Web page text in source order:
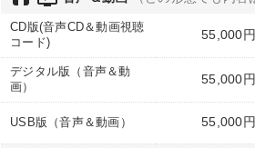
CD版(音声CD＆動画視聴
コード)
55,000円
デジタル版（音声＆動
画）
55,000円
USB版（音声＆動画） 55,000円